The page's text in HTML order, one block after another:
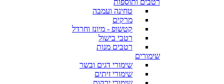
רטבים ותוספות
טחינה ועמבה
מרקים
קטשופ - מיונז וחרדל
רטבי בישול
רטבים מנות
שימורים
שימורי דגים ובשר
שימורי זיתים